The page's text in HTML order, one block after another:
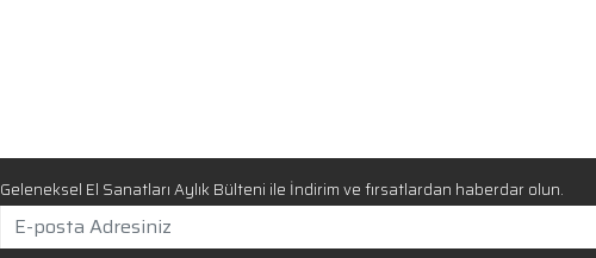
Geleneksel El Sanatları Aylık Bülteni ile İndirim ve fırsatlardan haberdar olun.